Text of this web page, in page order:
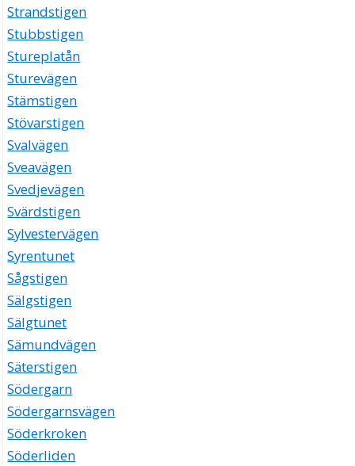
Strandstigen
Stubbstigen
Stureplatån
Sturevägen
Stämstigen
Stövarstigen
Svalvägen
Sveavägen
Svedjevägen
Svärdstigen
Sylvestervägen
Syrentunet
Sågstigen
Sälgstigen
Sälgtunet
Sämundvägen
Säterstigen
Södergarn
Södergarnsvägen
Söderkroken
Söderliden